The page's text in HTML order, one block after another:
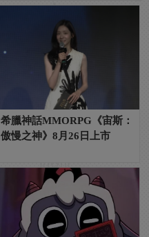
希臘神話MMORPG《宙斯：
傲慢之神》8月26日上市